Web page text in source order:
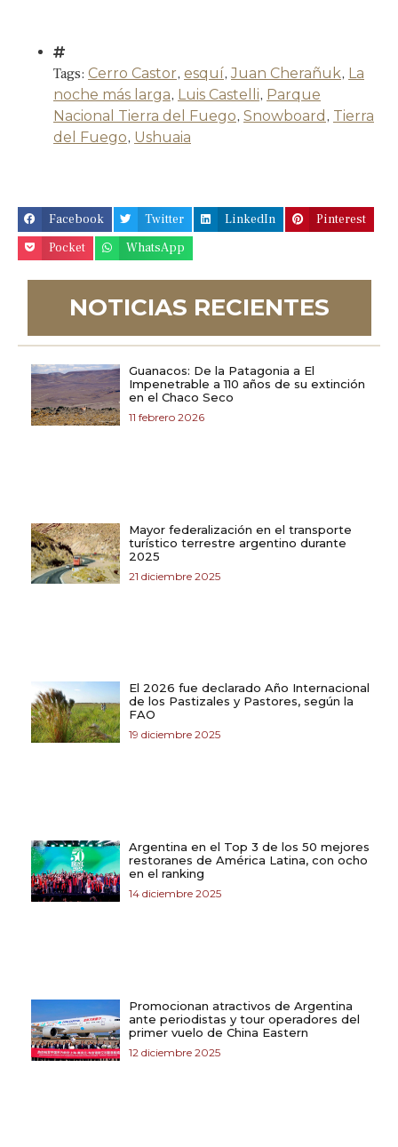
Tags: Cerro Castor, esquí,Juan Cherañuk, La
noche más larga, Luis Castelli, Parque
Nacional Tierra del Fuego, Snowboard , Tierra
del Fuego, Ushuaia
Facebook Twitter LinkedIn
Pinterest
Pocket
WhatsApp
NOTICIAS RECIENTES
Guanacos: De la Patagonia a El
Impenetrable a 110 años de su extinción
en el Chaco Seco
11 febrero 2026
Mayor federalización en el transporte
turístico terrestre argentino durante
2025
21 diciembre 2025
El 2026 fue declarado Año Internacional
de los Pastizales y Pastores, según la
FAO
19 diciembre 2025
Argentina en el Top 3 de los 50 mejores
restoranes de América Latina, con ocho
en el ranking
14 diciembre 2025
Promocionan atractivos de Argentina
ante periodistas y tour operadores del
primer vuelo de China Eastern
12 diciembre 2025